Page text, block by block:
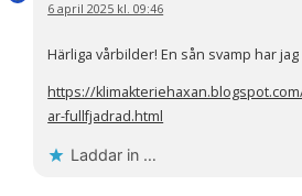
6 april 2025 kl. 09:46
Härliga vårbilder! En sån svamp har
https://
ar-fullfjadrad.html
Laddar in …